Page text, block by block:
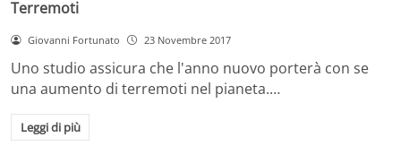
Terremoti
Giovanni Fortunato 23 Novembre 2017
Uno studio assicura che l'anno nuovo porterà con se
una aumento di terremoti nel pianeta.…
Leggi di più